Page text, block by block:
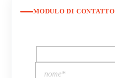
MODULO DI CONTATTO